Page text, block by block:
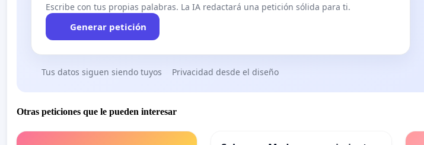
Escribe con tus propias palabras. La IA redactará una petición sólida para ti.
Generar petición
Tus datos siguen siendo tuyos Privacidad desde el diseño
Otras peticiones que le pueden interesar